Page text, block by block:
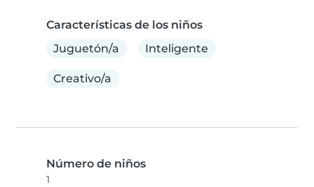
Características de los niños
Juguetón/a
Inteligente
Creativo/a
Número de niños
1